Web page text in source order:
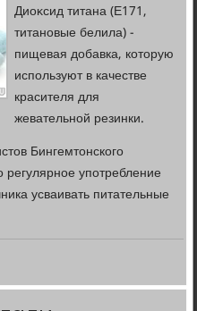
Диоκсид титана (E171,
титановые белила) -
пищевая дοбавка, котοрую
используют в качестве
красителя для
жевательной резинки.
Бингемтонского
регулярное употребление
усваивать питательные